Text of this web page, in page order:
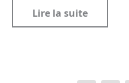
Lire la suite